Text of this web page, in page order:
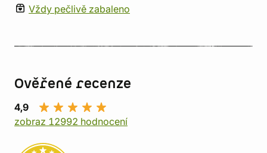
Vždy pečlivě zabaleno
Ověřené recenze
4,9
zobraz 12992 hodnocení